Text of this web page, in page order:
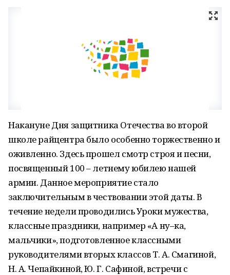
Накануне Дня защитника Отечества во второй
школе райцентра было особенно торжественно и
оживленно. Здесь прошел смотр строя и песни,
посвященный 100 – летнему юбилею нашей
армии. Данное мероприятие стало
заключительным в чествовании этой даты. В
течение недели проводились Уроки мужества,
классные праздники, например «А ну–ка,
мальчики», подготовленное классными
руководителями вторых классов Т. А. Смагиной,
Н. А. Чепайкиной, Ю. Г. Сафиной, встречи с